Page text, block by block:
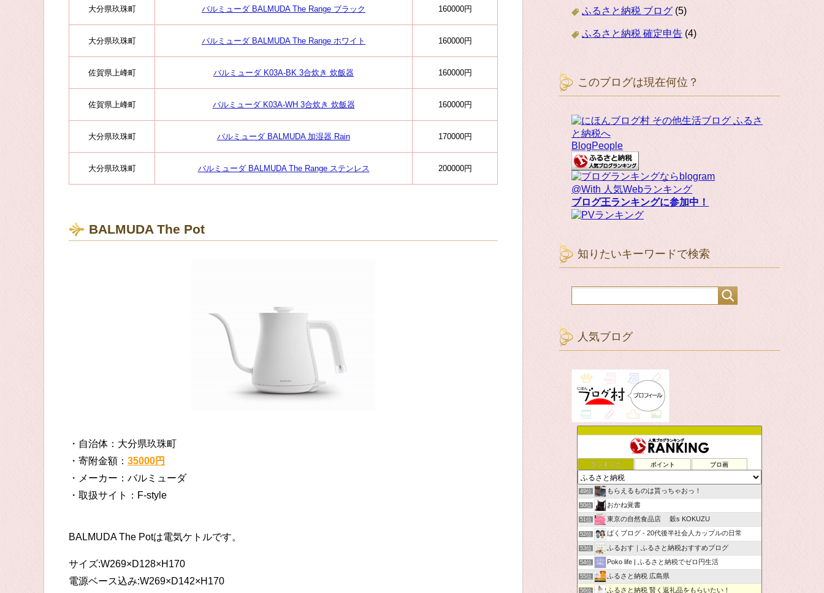
大分県玖珠町 バルミューダ BALMUDA The Range ブラック 160000円
大分県玖珠町 バルミューダ BALMUDA The Range ホワイト 160000円
佐賀県上峰町 バルミューダ K03A-BK 3合炊き 炊飯器 160000円
佐賀県上峰町 バルミューダ K03A-WH 3合炊き 炊飯器 160000円
大分県玖珠町 バルミューダ BALMUDA 加湿器 Rain 170000円
大分県玖珠町 バルミューダ BALMUDA The Range ステンレス 200000円
BALMUDA The Pot
・自治体：大分県玖珠町
・寄附金額： 35000円
・メーカー：バルミューダ
・取扱サイト：F-style
BALMUDA The Potは電気ケトルです。
サイズ:W269×D128×H170
電源ベース込み:W269×D142×H170
ふるさと納税 ブログ (5)
ふるさと納税 確定申告 (4)
このブログは現在何位？
BlogPeople
@With 人気Webランキング
ブログ王ランキングに参加中！
知りたいキーワードで検索
人気ブログ
ランキング ポイント ブロ画
49位 もらえるものは貰っちゃおっ！
50位 おかね覚書
51位 東京の自然食品店 穀s KOKUZU
52位 ばくブログ - 20代後半社会人カップルの日常
53位 ふるおす｜ふるさと納税おすすめブログ
54位 Poko life | ふるさと納税でゼロ円生活
55位 ふるさと納税 広島県
56位 ふるさと納税 賢く返礼品をもらいたい！